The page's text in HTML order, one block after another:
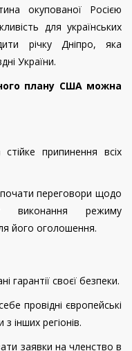
окупованої Росією
для українських
річку Дніпро, яка
України.
плану США можна
припинення всіх
переговори щодо
виконання режиму
його оголошення.
гарантії своєї безпеки.
провідні європейські
інших регіонів.
заявки на членство в